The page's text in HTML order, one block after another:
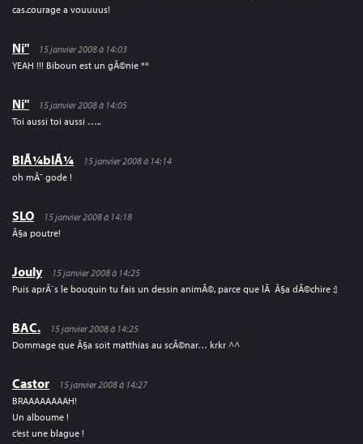
cas.courage a vouuuus!
Ni"
15 janvier 2008 à 14:03
YEAH !!! Biboun est un gÃ©nie **
Ni"
15 janvier 2008 à 14:05
Toi aussi toi aussi …..
BlÃ¼blÃ¼
15 janvier 2008 à 14:14
oh mÃ¯ gode !
SLO
15 janvier 2008 à 14:18
Ã§a poutre!
Jouly
15 janvier 2008 à 14:25
Puis aprÃ¨s le bouquin tu fais un dessin animÃ©, parce que lÃ Ã§a dÃ©chire :]
BAC.
15 janvier 2008 à 14:25
Dommage que Ã§a soit matthias au scÃ©nar… krkr ^^
Castor
15 janvier 2008 à 14:27
BRAAAAAAAAH!
Un alboume !
c’est une blague !